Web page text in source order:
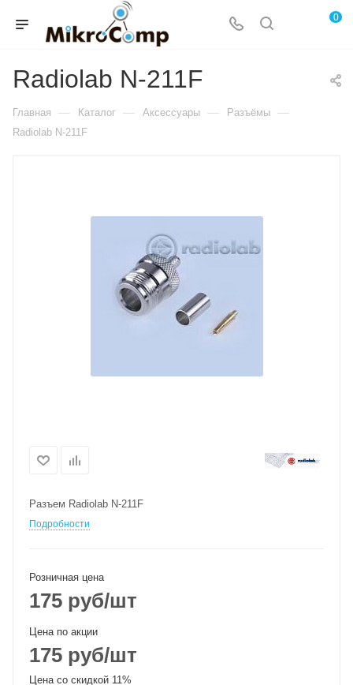
0
Radiolab N-211F
Главная — Каталог — Аксессуары — Разъёмы —
Radiolab N-211F
Разъем Radiolab N-211F
Подробности
Розничная цена
175 руб/шт
Цена по акции
175 руб/шт
Цена со скидкой 11%